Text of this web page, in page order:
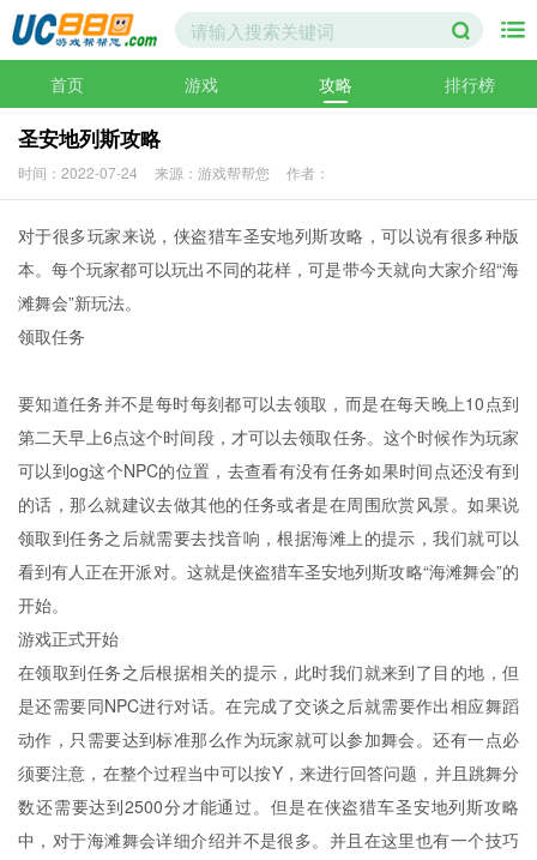
首页 游戏 攻略 排行榜
圣安地列斯攻略
时间：2022-07-24 来源：游戏帮帮您 作者：
对于很多玩家来说，侠盗猎车圣安地列斯攻略，可以说有很多种版
本。每个玩家都可以玩出不同的花样，可是带今天就向大家介绍“海
滩舞会”新玩法。
领取任务
要知道任务并不是每时每刻都可以去领取，而是在每天晚上10点到
第二天早上6点这个时间段，才可以去领取任务。这个时候作为玩家
可以到og这个NPC的位置，去查看有没有任务如果时间点还没有到
的话，那么就建议去做其他的任务或者是在周围欣赏风景。如果说
领取到任务之后就需要去找音响，根据海滩上的提示，我们就可以
看到有人正在开派对。这就是侠盗猎车圣安地列斯攻略“海滩舞会”的
开始。
游戏正式开始
在领取到任务之后根据相关的提示，此时我们就来到了目的地，但
是还需要同NPC进行对话。在完成了交谈之后就需要作出相应舞蹈
动作，只需要达到标准那么作为玩家就可以参加舞会。还有一点必
须要注意，在整个过程当中可以按Y，来进行回答问题，并且跳舞分
数还需要达到2500分才能通过。但是在侠盗猎车圣安地列斯攻略
中，对于海滩舞会详细介绍并不是很多。并且在这里也有一个技巧